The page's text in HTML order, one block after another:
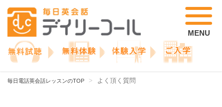
MENU
毎日電話英会話レッスンのTOP よく頂く質問